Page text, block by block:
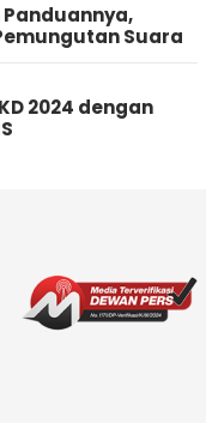
Suara
2024 dengan